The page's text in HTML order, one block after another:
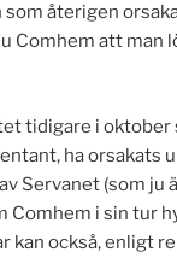
återigen
Comhem att man
tidigare i oktober
ha orsakats
Servanet (som ju
Comhem i sin tur
kan också, enligt